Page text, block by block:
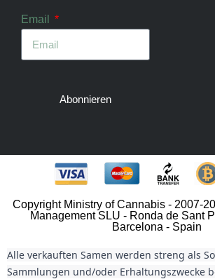
Email
Abonnieren
Copyright Ministry of Cannabis - 2007-
Management SLU - Ronda de Sant
Barcelona - Spain
Alle verkauften Samen werden streng als
Sammlungen und/oder Erhaltungszwecke